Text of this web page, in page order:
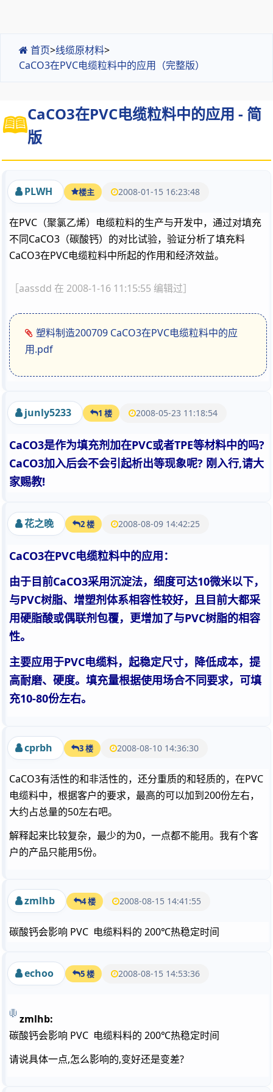
首页>线缆原材料>
CaCO3在PVC电缆粒料中的应用（完整版）
CaCO3在PVC电缆粒料中的应用 - 简
版
PLWH 楼主 2008-01-15 16:23:48
在PVC（聚氯乙烯）电缆粒料的生产与开发中，通过对填充
不同CaCO3（碳酸钙）的对比试验，验证分析了填充料
CaCO3在PVC电缆粒料中所起的作用和经济效益。
［aassdd 在 2008-1-16 11:15:55 编辑过］
塑料制造200709 CaCO3在PVC电缆粒料中的应
用.pdf
junly5233 1 楼 2008-05-23 11:18:54
CaCO3是作为填充剂加在PVC或者TPE等材料中的吗?
CaCO3加入后会不会引起析出等现象呢? 刚入行,请大
家赐教!
花之晚 2 楼 2008-08-09 14:42:25
CaCO3在PVC电缆粒料中的应用：
由于目前CaCO3采用沉淀法，细度可达10微米以下，
与PVC树脂、增塑剂体系相容性较好，且目前大都采
用硬脂酸或偶联剂包覆，更增加了与PVC树脂的相容
性。
主要应用于PVC电缆料，起稳定尺寸，降低成本，提
高耐磨、硬度。填充量根据使用场合不同要求，可填
充10-80份左右。
cprbh 3 楼 2008-08-10 14:36:30
CaCO3有活性的和非活性的，还分重质的和轻质的，在PVC
电缆料中，根据客户的要求，最高的可以加到200份左右，
大约占总量的50左右吧。
解释起来比较复杂，最少的为0，一点都不能用。我有个客
户的产品只能用5份。
zmlhb 4 楼 2008-08-15 14:41:55
碳酸钙会影响 PVC 电缆料料的 200℃热稳定时间
echoo 5 楼 2008-08-15 14:53:36
zmlhb:
碳酸钙会影响 PVC 电缆料料的 200℃热稳定时间
请说具体一点,怎么影响的,变好还是变差?